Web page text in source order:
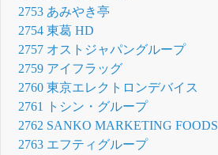
2753 あみやき亭
2754 東葛 HD
2757 オストジャパングループ
2759 アイフラッグ
2760 東京エレクトロンデバイス
2761 トシン・グループ
2762 SANKO MARKETING FOODS
2763 エフティグループ